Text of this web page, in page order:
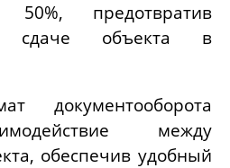
предотвратив
сдаче объекта в
документооборота
между
обеспечив удобный